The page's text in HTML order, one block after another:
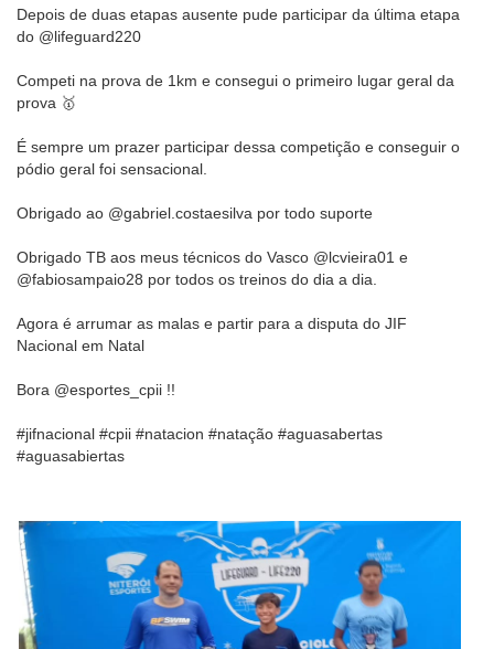
Depois de duas etapas ausente pude participar da última etapa
do @lifeguard220
Competi na prova de 1km e consegui o primeiro lugar geral da
prova 🥇
É sempre um prazer participar dessa competição e conseguir o
pódio geral foi sensacional.
Obrigado ao @gabriel.costaesilva por todo suporte
Obrigado TB aos meus técnicos do Vasco @lcvieira01 e
@fabiosampaio28 por todos os treinos do dia a dia.
Agora é arrumar as malas e partir para a disputa do JIF
Nacional em Natal
Bora @esportes_cpii !!
#jifnacional #cpii #natacion #natação #aguasabertas
#aguasabiertas